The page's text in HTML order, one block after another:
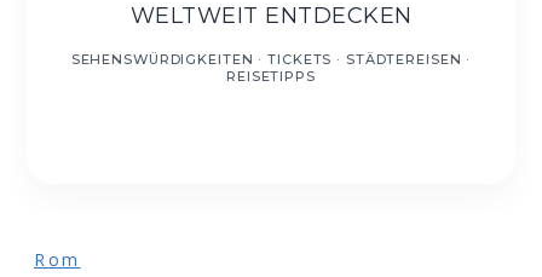
WELTWEIT ENTDECKEN
Rom